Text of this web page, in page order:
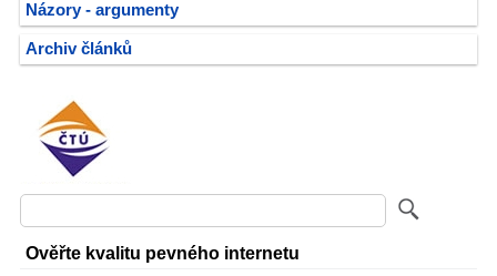
Názory - argumenty
Archiv článků
Ověřte kvalitu pevného internetu